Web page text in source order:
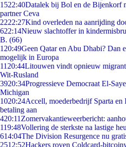
1522:40Datalek bij Bol en de Bijenkorf
partner Ceva
2222:27Kind overleden na aanrijding
622:14Nieuw slachtoffer in
B. (66)
1 20:49Geen Qatar en Abu Dhabi? Dan
mogelijk in Europa
11 20:44Litouwen vindt opnieuw
Wit-Rusland
3920:34Progressieve Democraat El-
Michigan
1020:24Accell, moederbedrijf Sparta en
betaling aan
420:11 Zomervakantieweerbericht:
119:48Vollering de sterkste na lastige
614:04The Division Resurgence nu
2512:52Hackers roven Coldcard-